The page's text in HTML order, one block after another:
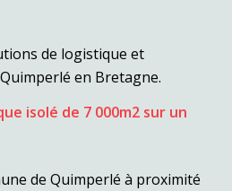
de logistique et
en Bretagne.
isolé de 7 000m2 sur un
de Quimperlé à proximité